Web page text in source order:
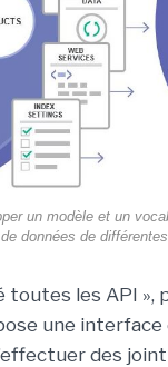
un modèle et un
données de
toutes les API
une
des